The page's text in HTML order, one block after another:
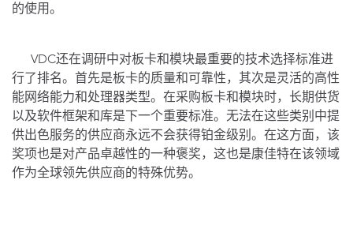
的使用。
VDC还在调研中对板卡和模块最重要的技术选择标准进
行了排名。首先是板卡的质量和可靠性，其次是灵活的高性
能网络能力和处理器类型。在采购板卡和模块时，长期供货
以及软件框架和库是下一个重要标准。无法在这些类别中提
供出色服务的供应商永远不会获得铂金级别。在这方面，该
奖项也是对产品卓越性的一种褒奖，这也是康佳特在该领域
作为全球领先供应商的特殊优势。